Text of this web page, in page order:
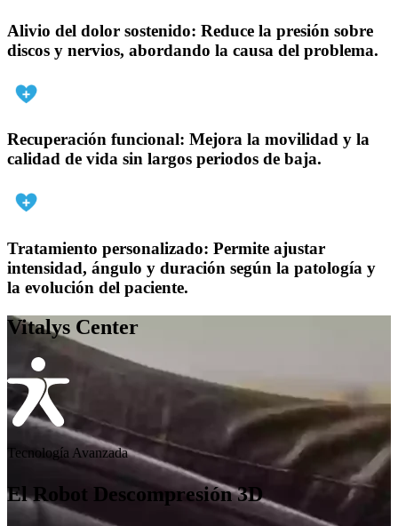
Alivio del dolor sostenido: Reduce la presión sobre
discos y nervios, abordando la causa del problema.
Recuperación funcional: Mejora la movilidad y la
calidad de vida sin largos periodos de baja.
Tratamiento personalizado: Permite ajustar
intensidad, ángulo y duración según la patología y
la evolución del paciente.
Vitalys Center
Tecnología Avanzada
El Robot Descompresión 3D